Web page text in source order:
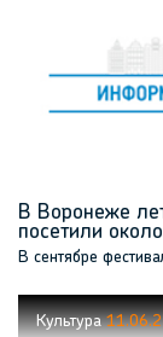
В Воронеже
посетили
В сентябре
Культура